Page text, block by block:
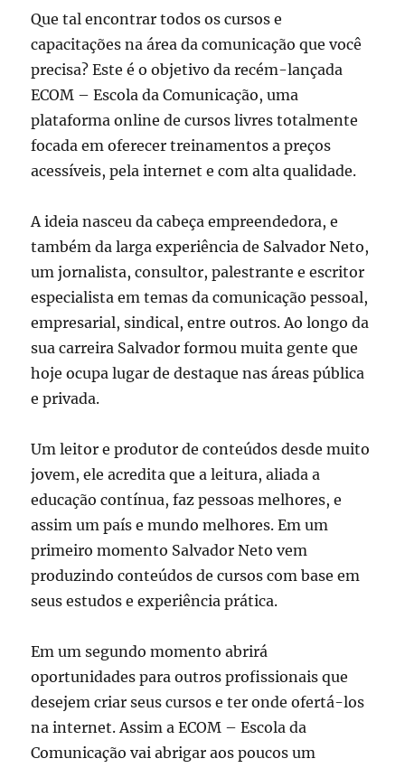
Que tal encontrar todos os cursos e
capacitações na área da comunicação que você
precisa? Este é o objetivo da recém-lançada
ECOM – Escola da Comunicação, uma
plataforma online de cursos livres totalmente
focada em oferecer treinamentos a preços
acessíveis, pela internet e com alta qualidade.
A ideia nasceu da cabeça empreendedora, e
também da larga experiência de Salvador Neto,
um jornalista, consultor, palestrante e escritor
especialista em temas da comunicação pessoal,
empresarial, sindical, entre outros. Ao longo da
sua carreira Salvador formou muita gente que
hoje ocupa lugar de destaque nas áreas pública
e privada.
Um leitor e produtor de conteúdos desde muito
jovem, ele acredita que a leitura, aliada a
educação contínua, faz pessoas melhores, e
assim um país e mundo melhores. Em um
primeiro momento Salvador Neto vem
produzindo conteúdos de cursos com base em
seus estudos e experiência prática.
Em um segundo momento abrirá
oportunidades para outros profissionais que
desejem criar seus cursos e ter onde ofertá-los
na internet. Assim a ECOM – Escola da
Comunicação vai abrigar aos poucos um